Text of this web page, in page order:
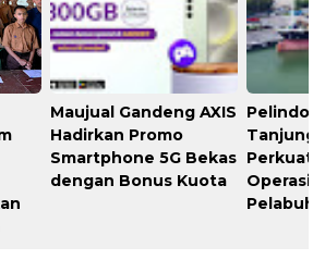
Maujual Gandeng AXIS
Hadirkan Promo
Smartphone 5G Bekas
dengan Bonus Kuota
Pelindo
Tanjung
Perkuat